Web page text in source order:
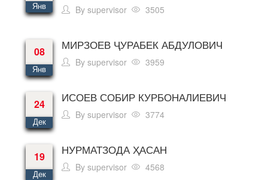
Янв Bysupervisor 3505
08
Янв
МИРЗОЕВ ҶУРАБЕК АБДУЛОВИЧ
Bysupervisor 3959
24
Дек
ИСОЕВ СОБИР КУРБОНАЛИЕВИЧ
Bysupervisor 3774
19
Дек
НУРМАТЗОДА ҲАСАН
Bysupervisor 4568